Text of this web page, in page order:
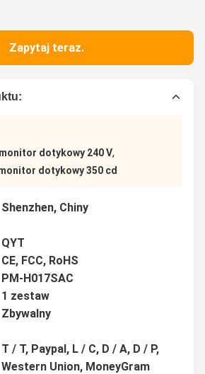
Zapytaj teraz.
dotykowy 240 V,
dotykowy 350 cd
Shenzhen, Chiny
QYT
CE, FCC, RoHS
PM-H017SAC
1 zestaw
Zbywalny
T / T, Paypal, L / C, D / A, D / P,
Western Union, MoneyGram